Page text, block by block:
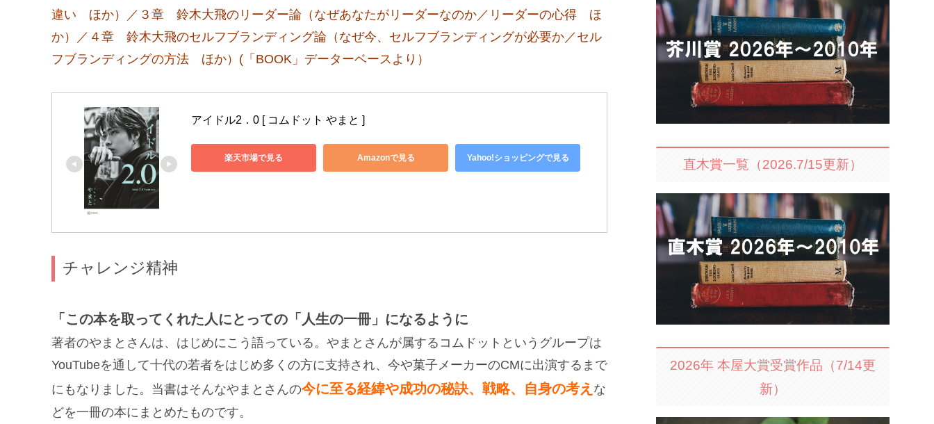
違い ほか）／３章 鈴木大飛のリーダー論（なぜあなたがリーダーなのか／リーダーの心得 ほ
か）／４章 鈴木大飛のセルフブランディング論（なぜ今、セルフブランディングが必要か／セル
フブランディングの方法 ほか）(「BOOK」データーベースより）
アイドル2．0 [ コムドット やまと ]
楽天市場で見る Amazonで見る Yahoo!ショッピングで見る
チャレンジ精神
「この本を取ってくれた人にとっての「人生の一冊」になるように
著者のやまとさんは、はじめにこう語っている。やまとさんが属するコムドットというグループは
YouTubeを通して十代の若者をはじめ多くの方に支持され、今や菓子メーカーのCMに出演するまで
にもなりました。当書はそんなやまとさんの今に至る経緯や成功の秘訣、戦略、自身の考え な
どを一冊の本にまとめたものです。
直木賞一覧（2026.7/15更新）
2026年 本屋大賞受賞作品（7/14更
新）